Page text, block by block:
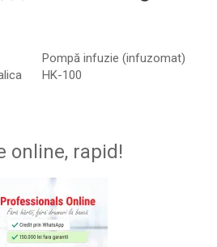
Pompă infuzie (infuzomat)
HK-100
online, rapid!